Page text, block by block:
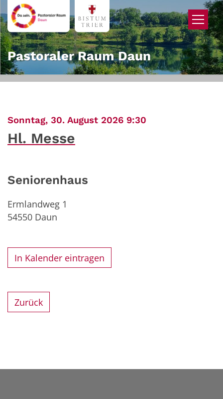
Zum Inhalt springen
Pastoraler Raum Daun
Sonntag, 30. August 2026 9:30
Hl. Messe
Seniorenhaus
Ermlandweg 1
54550 Daun
In Kalender eintragen
Zurück